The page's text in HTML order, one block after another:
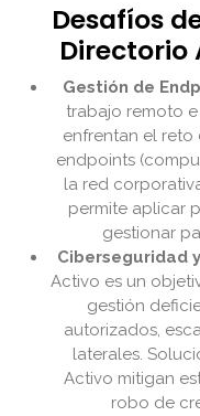
Desafíos
Directorio
Gestión de
trabajo remoto
enfrentan el reto
endpoints
la red
permite aplicar
gestionar
Ciberseguridad
Activo es un
gestión
autorizados,
laterales.
Activo mitigan
robo de